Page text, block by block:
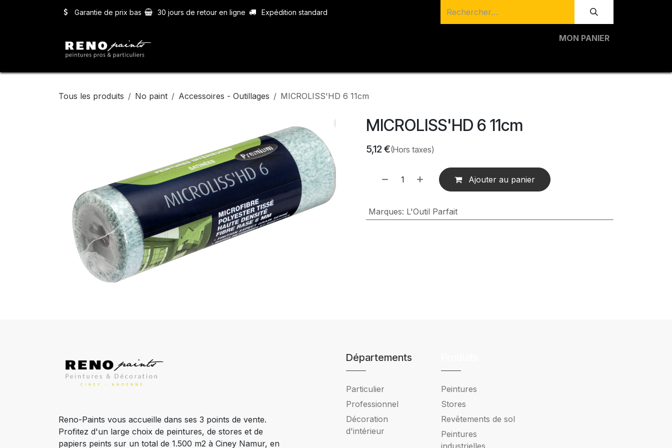
Garantie de prix bas 30 jours de retour en ligne Expédition standard
MON PANIER
Tous les produits No paint Accessoires - Outillages MICROLISS'HD 6 11cm
MICROLISS'HD 6 11cm
5,12€(Hors taxes)
Ajouter au panier
Marques: L'Outil Parfait
Reno-Paints vous accueille dans ses 3 points de vente.
Profitez d'un large choix de peintures, de stores et de
papiers peints sur un total de 1.500 m2 à Ciney Namur, en
Départements
Particulier
Professionnel
Décoration
d'intérieur
Peintures
Stores
Revêtements de sol
Peintures